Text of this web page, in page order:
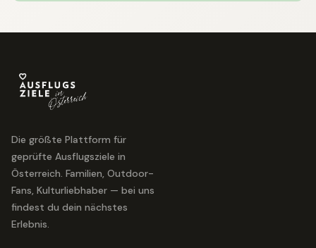
Die größte Plattform für
geprüfte Ausflugsziele in
Österreich. Familien, Outdoor-
Fans, Kulturliebhaber — bei uns
findest du dein nächstes
Erlebnis.